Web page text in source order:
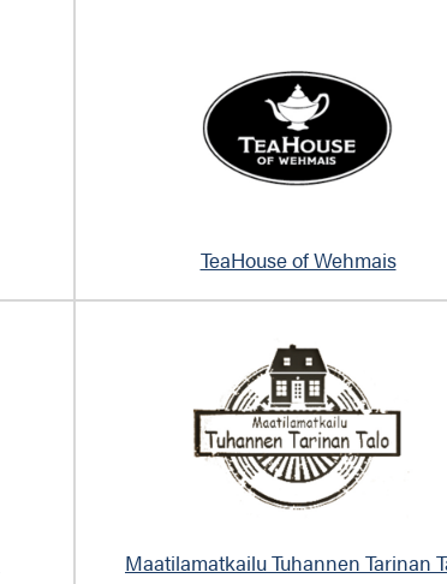
TeaHouse of Wehmais
Maatilamatkailu Tuhannen Tarinan